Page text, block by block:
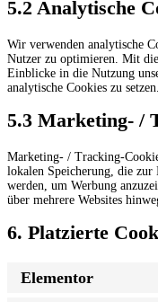
5.2 Analytische
Wir verwenden analytische
Nutzer zu optimieren. Mit
Einblicke in die Nutzung
analytische Cookies zu setzen.
5.3 Marketing- /
Marketing- / Tracking-
lokalen Speicherung, die
werden, um Werbung
über mehrere Websites
6. Platzierte
Elementor